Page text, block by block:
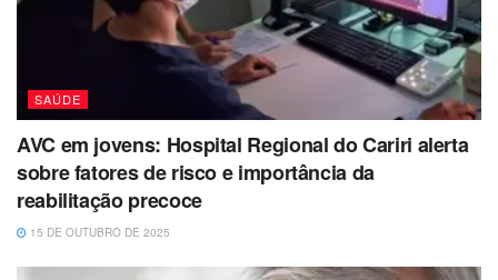
SAÚDE
AVC em jovens: Hospital Regional do Cariri alerta
sobre fatores de risco e importância da
reabilitação precoce
15 DE OUTUBRO DE 2025